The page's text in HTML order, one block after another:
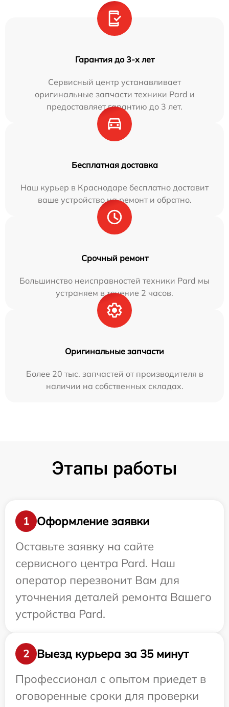
Гарантия до 3-х лет
Сервисный центр устанавливает
оригинальные запчасти техники Pard и
предоставляет гарантию до 3 лет.
Бесплатная доставка
Наш курьер в Краснодаре бесплатно доставит
ваше устройство на ремонт и обратно.
Срочный ремонт
Большинство неисправностей техники Pard мы
устраняем в течение 2 часов.
Оригинальные запчасти
Более 20 тыс. запчастей от производителя в
наличии на собственных складах.
Этапы работы
1
Оформление заявки
Оставьте заявку на сайте
сервисного центра Pard. Наш
оператор перезвонит Вам для
уточнения деталей ремонта Вашего
устройства Pard.
2
Выезд курьера за 35 минут
Профессионал с опытом приедет в
оговоренные сроки для проверки